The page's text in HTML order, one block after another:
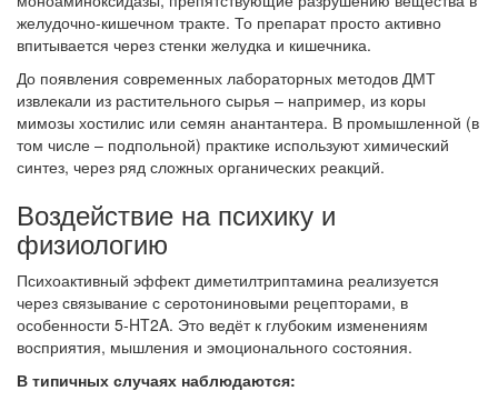
желудочно-кишечном тракте. То препарат просто активно
впитывается через стенки желудка и кишечника.
До появления современных лабораторных методов ДМТ
извлекали из растительного сырья – например, из коры
мимозы хостилис или семян анантантера. В промышленной (в
том числе – подпольной) практике используют химический
синтез, через ряд сложных органических реакций.
Воздействие на психику и
физиологию
Психоактивный эффект диметилтриптамина реализуется
через связывание с серотониновыми рецепторами, в
особенности 5-HT2A. Это ведёт к глубоким изменениям
восприятия, мышления и эмоционального состояния.
В типичных случаях наблюдаются: